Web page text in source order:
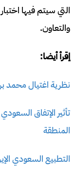
التي سيتم فيها
والتعاون.
إقرأ أيضا:
نظرية اغتيال محمد
تأثير الإتفاق
المنطقة
التطبيع السعودي الإيراني